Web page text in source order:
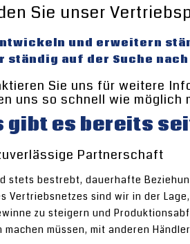
Sie unser
und erweitern
ständig auf der Suche
Sie uns für weitere
uns so schnell wie möglich
gibt es bereits
Partnerschaft
stets bestrebt, dauerhafte
Vertriebsnetzes sind wir in der
zu steigern und
machen müssen, mit anderen